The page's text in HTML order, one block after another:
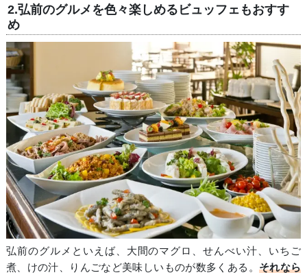
2.弘前のグルメを色々楽しめるビュッフェもおすす
め
弘前のグルメといえば、大間のマグロ、せんべい汁、いちご
煮、けの汁、りんごなど美味しいものが数多くある。 それなら